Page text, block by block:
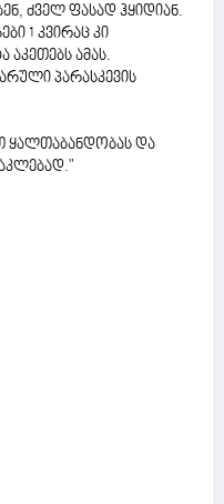
ძველ ფასად ჰყიდიან.
1 კვირაც კი
ამას.
პარასკევის
ყალთაბანდობას და